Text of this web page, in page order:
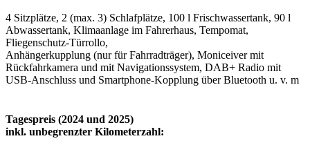
4 Sitzplätze, 2 (max. 3) Schlafplätze, 100 l Frischwassertank, 90 l
Abwassertank, Klimaanlage im Fahrerhaus, Tempomat,
Fliegenschutz-Türrollo,
Anhängerkupplung (nur für Fahrradträger), Moniceiver mit
Rückfahrkamera und mit Navigationssystem, DAB+ Radio mit
USB-Anschluss und Smartphone-Kopplung über Bluetooth u. v. m
Tagespreis (2024 und 2025)
inkl. unbegrenzter Kilometerzahl: